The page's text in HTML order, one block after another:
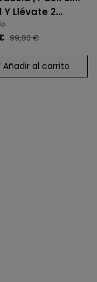
Y Llévate 2
99,80 €
Añadir al carrito